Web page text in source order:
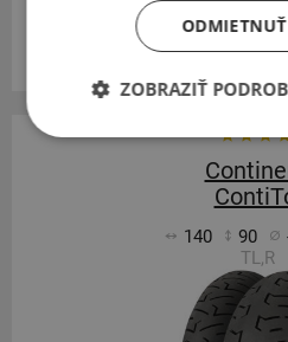
SKLADOM
Na predajni v
140 90
TL,R
ZOBRAZIŤ